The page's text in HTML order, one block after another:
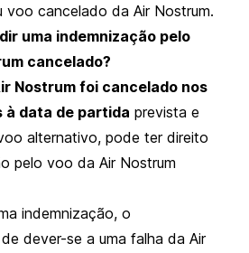
voo cancelado da Air Nostrum.
uma indemnização pelo
cancelado?
Nostrum foi cancelado nos
à data de partida prevista e
alternativo, pode ter direito
pelo voo da Air Nostrum
indemnização, o
dever-se a uma falha da Air